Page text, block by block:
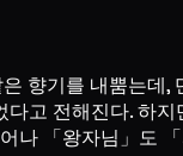
향기를 내뿜는데,
고 전해진다. 하
나 「왕자님」도